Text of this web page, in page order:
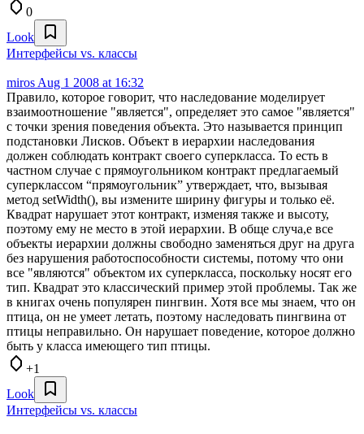
0
Look
Интерфейсы vs. классы
miros Aug 1 2008 at 16:32
Правило, которое говорит, что наследование моделирует
взаимоотношение "является", определяет это самое "является"
с точки зрения поведения объекта. Это называется принцип
подстановки Лисков. Объект в иерархии наследования
должен соблюдать контракт своего суперкласса. То есть в
частном случае с прямоугольником контракт предлагаемый
суперклассом “прямоугольник” утверждает, что, вызывая
метод setWidth(), вы измените ширину фигуры и только её.
Квадрат нарушает этот контракт, изменяя также и высоту,
поэтому ему не место в этой иерархии. В обще случа,е все
объекты иерархии должны свободно заменяться друг на друга
без нарушения работоспособности системы, потому что они
все "являются" объектом их суперкласса, поскольку носят его
тип. Квадрат это классический пример этой проблемы. Так же
в книгах очень популярен пингвин. Хотя все мы знаем, что он
птица, он не умеет летать, поэтому наследовать пингвина от
птицы неправильно. Он нарушает поведение, которое должно
быть у класса имеющего тип птицы.
+1
Look
Интерфейсы vs. классы